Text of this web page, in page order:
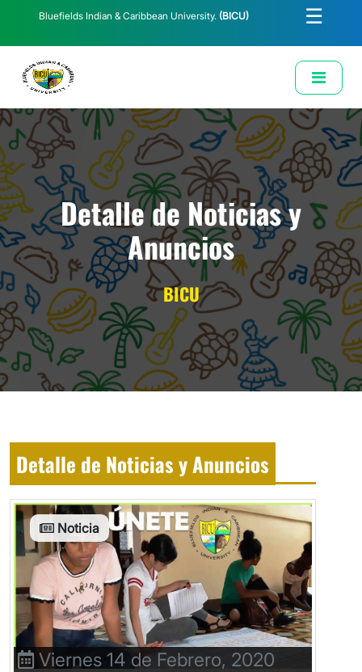
Bluefields Indian & Caribbean University. (BICU) ☰
Solicitud de Correo Institucional
Detalle de Noticias y
Anuncios
BICU
Detalle de Noticias y Anuncios
Noticia
Viernes 14 de Febrero, 2020